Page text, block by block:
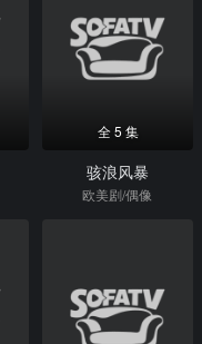
全 5 集
骇浪风暴
欧美剧/偶像